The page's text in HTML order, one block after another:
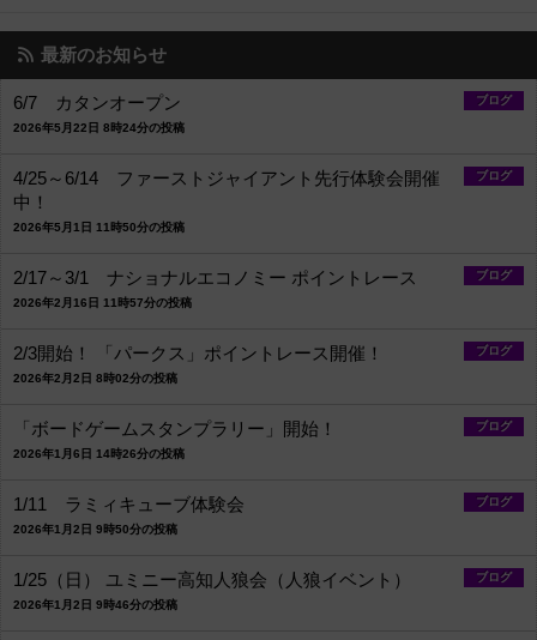
最新のお知らせ
ブログ
6/7 カタンオープン
2026年5月22日 8時24分の投稿
ブログ
4/25～6/14 ファーストジャイアント先行体験会開催
中！
2026年5月1日 11時50分の投稿
ブログ
2/17～3/1 ナショナルエコノミー ポイントレース
2026年2月16日 11時57分の投稿
ブログ
2/3開始！ 「パークス」ポイントレース開催！
2026年2月2日 8時02分の投稿
ブログ
「ボードゲームスタンプラリー」開始！
2026年1月6日 14時26分の投稿
ブログ
1/11 ラミィキューブ体験会
2026年1月2日 9時50分の投稿
ブログ
1/25（日） ユミニー高知人狼会（人狼イベント）
2026年1月2日 9時46分の投稿